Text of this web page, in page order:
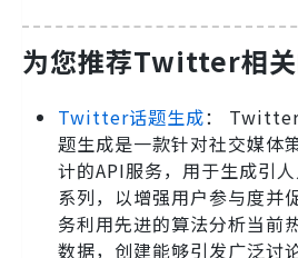
为您推荐Twitter相
Twitter话题生成： Twitter
题生成是一款针对社交媒体
计的API服务，用于生成引
系列，以增强用户参与度并
务利用先进的算法分析当前
数据，创建能够引发广泛讨